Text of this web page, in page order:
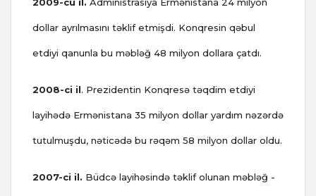
2009-cu il. Administrasiya Ermənistana 24 milyon
dollar ayrılmasını təklif etmişdi. Konqresin qəbul
etdiyi qanunla bu məbləğ 48 milyon dollara çatdı.
2008-ci il. Prezidentin Konqresə təqdim etdiyi
layihədə Ermənistana 35 milyon dollar yardım nəzərdə
tutulmuşdu, nəticədə bu rəqəm 58 milyon dollar oldu.
2007-ci il. Büdcə layihəsində təklif olunan məbləğ -